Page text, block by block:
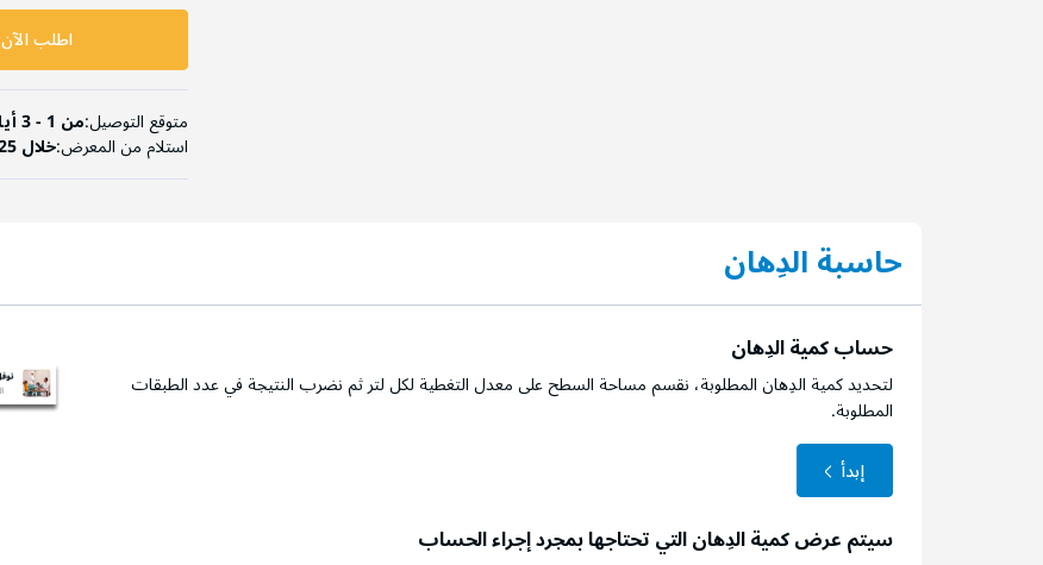
اطلب الآن
متوقع التوصيل:من 1 - 3 أيام
استلام من المعرض:خلال 25 دقيقة
حاسبة الدِهان
حساب كمية الدِهان
لتحديد كمية الدِهان المطلوبة، نقسم مساحة السطح على معدل التغطية لكل لتر ثم نضرب النتيجة في عدد الطبقات
المطلوبة.
إبدأ
سيتم عرض كمية الدِهان التي تحتاجها بمجرد إجراء الحساب